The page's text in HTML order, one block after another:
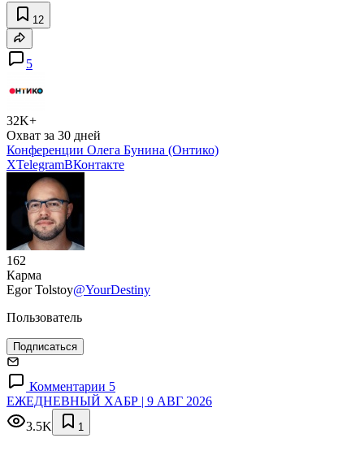
12
5
32K+
Охват за 30 дней
Конференции Олега Бунина (Онтико)
XTelegramВКонтакте
162
Карма
Egor Tolstoy@YourDestiny
Пользователь
Подписаться
Комментарии 5
ЕЖЕДНЕВНЫЙ ХАБР | 9 АВГ 2026
3.5K
1